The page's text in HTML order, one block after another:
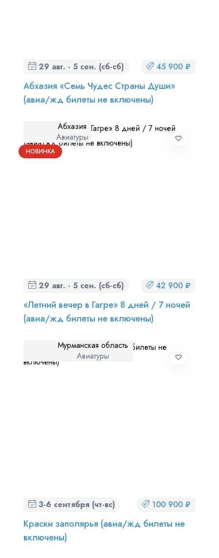
29 авг. - 5 сен. (сб-сб) 45 900 ₽
Абхазия «Семь Чудес Страны Души»
(авиа/жд билеты не включены)
НОВИНКА
Абхазия
Авиатуры
29 авг. - 5 сен. (сб-сб) 42 900 ₽
«Летний вечер в Гагре» 8 дней / 7 ночей
(авиа/жд билеты не включены)
Мурманская область
Авиатуры
3-6 сентября (чт-вс) 100 900 ₽
Краски заполярья (авиа/жд билеты не
включены)